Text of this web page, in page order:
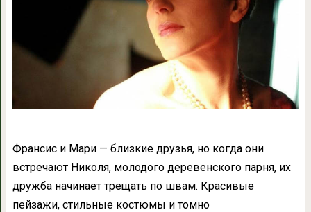
Франсис и Мари — близкие друзья, но когда они
встречают Николя, молодого деревенского парня, их
дружба начинает трещать по швам. Красивые
пейзажи, стильные костюмы и томно